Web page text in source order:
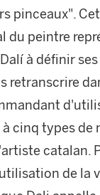
pinceaux".
du peintre
à définir
retranscrire
cinq types de
catalan.
de la